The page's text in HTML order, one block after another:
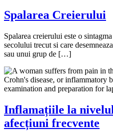
Spalarea Creierului
Spalarea creierului este o
secolului trecut si care
sau unui grup de […]
Inflamațiile la
afecțiuni frecvente